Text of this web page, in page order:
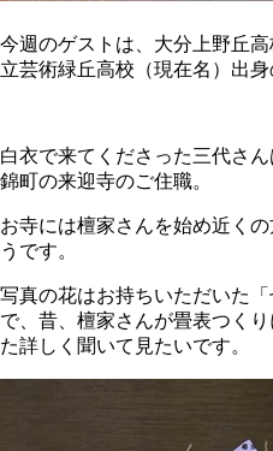
今週のゲストは、大分上野丘
立芸術緑丘高校（現在名）出身
白衣で来てくださった三代さ
錦町の来迎寺のご住職。
お寺には檀家さんを始め近く
うです。
写真の花はお持ちいただいた
で、昔、檀家さんが畳表つく
た詳しく聞いて見たいです。